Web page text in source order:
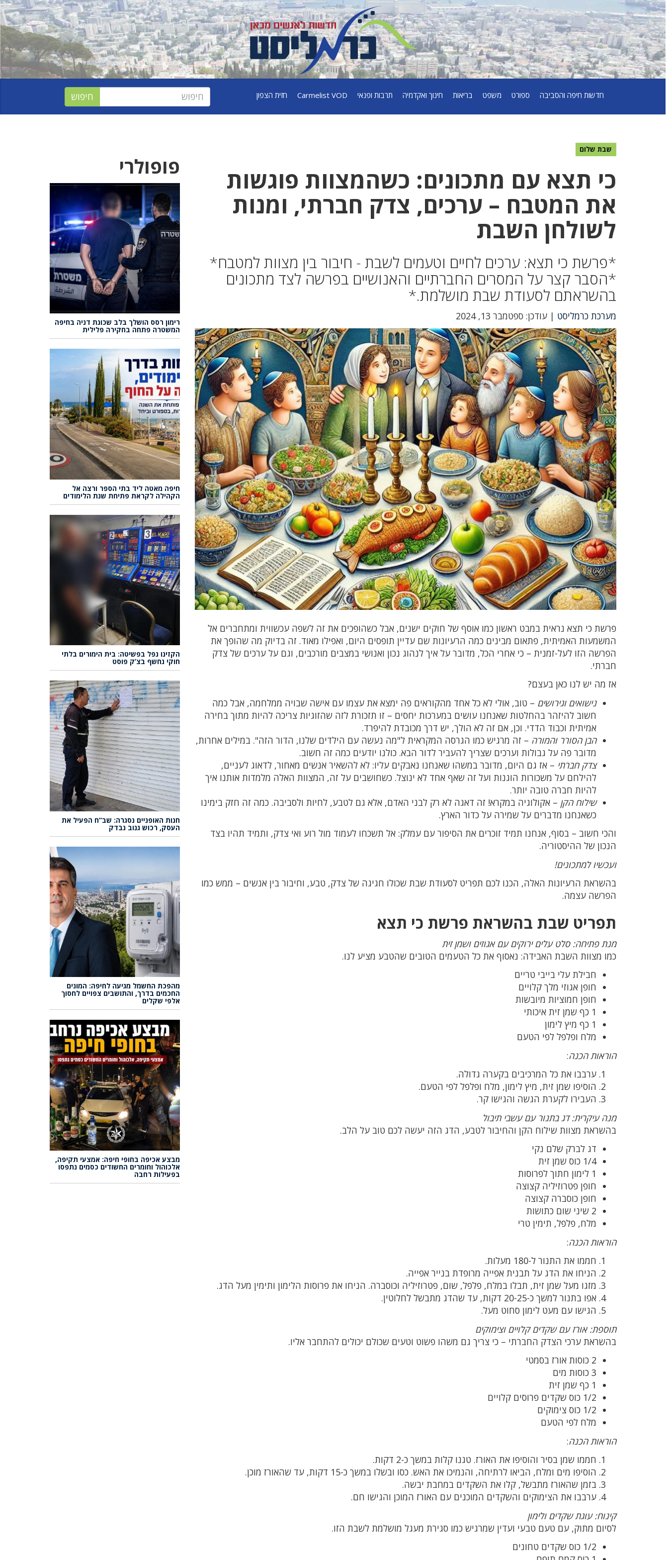
חדשות חיפה והסביבה ספורט משפט בריאות חינוך ואקדמיה תרבות ופנאי Carmelist VOD חזית הצפון
שבת שלום
כי תצא עם מתכונים: כשהמצוות פוגשות
את המטבח – ערכים, צדק חברתי, ומנות
לשולחן השבת
*פרשת כי תצא: ערכים לחיים וטעמים לשבת - חיבור בין מצוות למטבח*
*הסבר קצר על המסרים החברתיים והאנושיים בפרשה לצד מתכונים
בהשראתם לסעודת שבת מושלמת.*
מערכת כרמליסט | עודכן: ספטמבר 13, 2024
פרשת כי תצא נראית במבט ראשון כמו אוסף של חוקים ישנים, אבל כשהופכים את זה לשפה עכשווית ומתחברים אל
המשמעות האמיתית, פתאום מבינים כמה הרעיונות שם עדיין תופסים היום, ואפילו מאוד. זה בדיוק מה שהופך את
הפרשה הזו לעל-זמנית – כי אחרי הכל, מדובר על איך לנהוג נכון ואנושי במצבים מורכבים, וגם על ערכים של צדק
חברתי.
אז מה יש לנו כאן בעצם?
נישואים וגירושים – טוב, אולי לא כל אחד מהקוראים פה ימצא את עצמו עם אישה שבויה ממלחמה, אבל כמה
חשוב להיזהר בהחלטות שאנחנו עושים במערכות יחסים – זו תזכורת לזה שהזוגיות צריכה להיות מתוך בחירה
אמיתית וכבוד הדדי. וכן, אם זה לא הולך, יש דרך מכובדת להיפרד.
הבן הסורר והמורה – זה מרגיש כמו הגרסה המקראית ל"מה נעשה עם הילדים שלנו, הדור הזה". במילים אחרות,
מדובר פה על גבולות וערכים שצריך להעביר לדור הבא. כולנו יודעים כמה זה חשוב.
צדק חברתי – אז גם היום, מדובר במשהו שאנחנו נאבקים עליו: לא להשאיר אנשים מאחור, לדאוג לעניים,
להילחם על משכורות הוגנות ועל זה שאף אחד לא ינוצל. כשחושבים על זה, המצוות האלה מלמדות אותנו איך
להיות חברה טובה יותר.
שילוח הקן – אקולוגיה במקרא! זה דאגה לא רק לבני האדם, אלא גם לטבע, לחיות ולסביבה. כמה זה חזק בימינו
כשאנחנו מדברים על שמירה על כדור הארץ.
והכי חשוב – בסוף, אנחנו תמיד זוכרים את הסיפור עם עמלק: אל תשכחו לעמוד מול רוע ואי צדק, ותמיד תהיו בצד
הנכון של ההיסטוריה.
ועכשיו למתכונים!
בהשראת הרעיונות האלה, הכנו לכם תפריט לסעודת שבת שכולו חגיגה של צדק, טבע, וחיבור בין אנשים – ממש כמו
הפרשה עצמה.
תפריט שבת בהשראת פרשת כי תצא
מנת פתיחה: סלט עלים ירוקים עם אגוזים ושמן זית
כמו מצוות השבת האבידה: נאסוף את כל הטעמים הטובים שהטבע מציע לנו.
חבילת עלי בייבי טריים
חופן אגוזי מלך קלויים
חופן חמוציות מיובשות
1 כף שמן זית איכותי
1 כף מיץ לימון
מלח ופלפל לפי הטעם
הוראות הכנה:
ערבבו את כל המרכיבים בקערה גדולה.
הוסיפו שמן זית, מיץ לימון, מלח ופלפל לפי הטעם.
העבירו לקערת הגשה והגישו קר.
מנה עיקרית: דג בתנור עם עשבי תיבול
בהשראת מצוות שילוח הקן והחיבור לטבע, הדג הזה יעשה לכם טוב על הלב.
דג לברק שלם נקי
1/4 כוס שמן זית
1 לימון חתוך לפרוסות
חופן פטרוזיליה קצוצה
חופן כוסברה קצוצה
2 שיני שום כתושות
מלח, פלפל, תימין טרי
הוראות הכנה:
חממו את התנור ל-180 מעלות.
הניחו את הדג על תבנית אפייה מרופדת בנייר אפייה.
מזגו מעל שמן זית, תבלו במלח, פלפל, שום, פטרוזיליה וכוסברה. הניחו את פרוסות הלימון ותימין מעל הדג.
אפו בתנור למשך כ-20-25 דקות, עד שהדג מתבשל לחלוטין.
הגישו עם מעט לימון סחוט מעל.
תוספת: אורז עם שקדים קלויים וצימוקים
בהשראת ערכי הצדק החברתי – כי צריך גם משהו פשוט וטעים שכולם יכולים להתחבר אליו.
2 כוסות אורז בסמטי
3 כוסות מים
1 כף שמן זית
1/2 כוס שקדים פרוסים קלויים
1/2 כוס צימוקים
מלח לפי הטעם
הוראות הכנה:
חממו שמן בסיר והוסיפו את האורז. טגנו קלות במשך כ-2 דקות.
הוסיפו מים ומלח, הביאו לרתיחה, והנמיכו את האש. כסו ובשלו במשך כ-15 דקות, עד שהאורז מוכן.
בזמן שהאורז מתבשל, קלו את השקדים במחבת יבשה.
ערבבו את הצימוקים והשקדים המוכנים עם האורז המוכן והגישו חם.
קינוח: עוגת שקדים ולימון
לסיום מתוק, עם טעם טבעי ועדין שמרגיש כמו סגירת מעגל מושלמת לשבת הזו.
1/2 כוס שקדים טחונים
פופולרי
רימון רסס הושלך בלב שכונת דניה בחיפה
המשטרה פתחה בחקירה פלילית
חיפה מאטה ליד בתי הספר ורצה אל
הקהילה לקראת פתיחת שנת הלימודים
הקזינו נפל בפשיטה: בית הימורים בלתי
חוקי נחשף בצ’ק פוסט
חנות האופניים נסגרה: שב”ח הפעיל את
העסק, רכוש גנוב נבדק
מהפכת החשמל מגיעה לחיפה: המונים
החכמים בדרך, והתושבים צפויים לחסוך
אלפי שקלים
מבצע אכיפה בחופי חיפה: אמצעי תקיפה,
אלכוהול וחומרים החשודים כסמים נתפסו
בפעילות רחבה